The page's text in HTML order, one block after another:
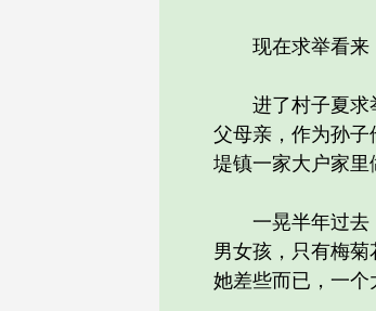
现在求举看来，
进了村子夏求举
父母亲，作为孙
堤镇一家大户家里
一晃半年过去，
男女孩，只有梅
她差些而已，一个